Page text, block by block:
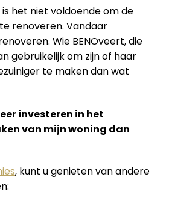
het niet voldoende om de
renoveren. Vandaar
Wie BENOveert, die
gebruikelijk om zijn of haar
te maken dan wat
investeren in het
van mijn woning dan
, kunt u genieten van andere